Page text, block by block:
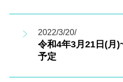
2022/3/20/
令和4年3月21日(月
予定